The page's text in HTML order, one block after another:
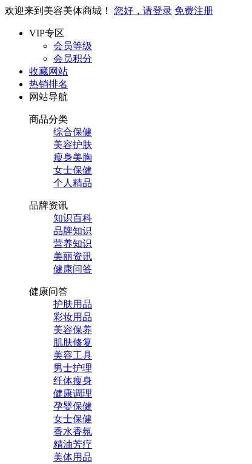
欢迎来到美容美体商城！ 您好，请登录 免费注册
VIP专区
会员等级
会员积分
收藏网站
热销排名
网站导航
商品分类
综合保健
美容护肤
瘦身美胸
女士保健
个人精品
品牌资讯
知识百科
品牌知识
营养知识
美丽资讯
健康问答
健康问答
护肤用品
彩妆用品
美容保养
肌肤修复
美容工具
男士护理
纤体瘦身
健康调理
孕婴保健
女士保健
香水香氛
精油芳疗
美体用品